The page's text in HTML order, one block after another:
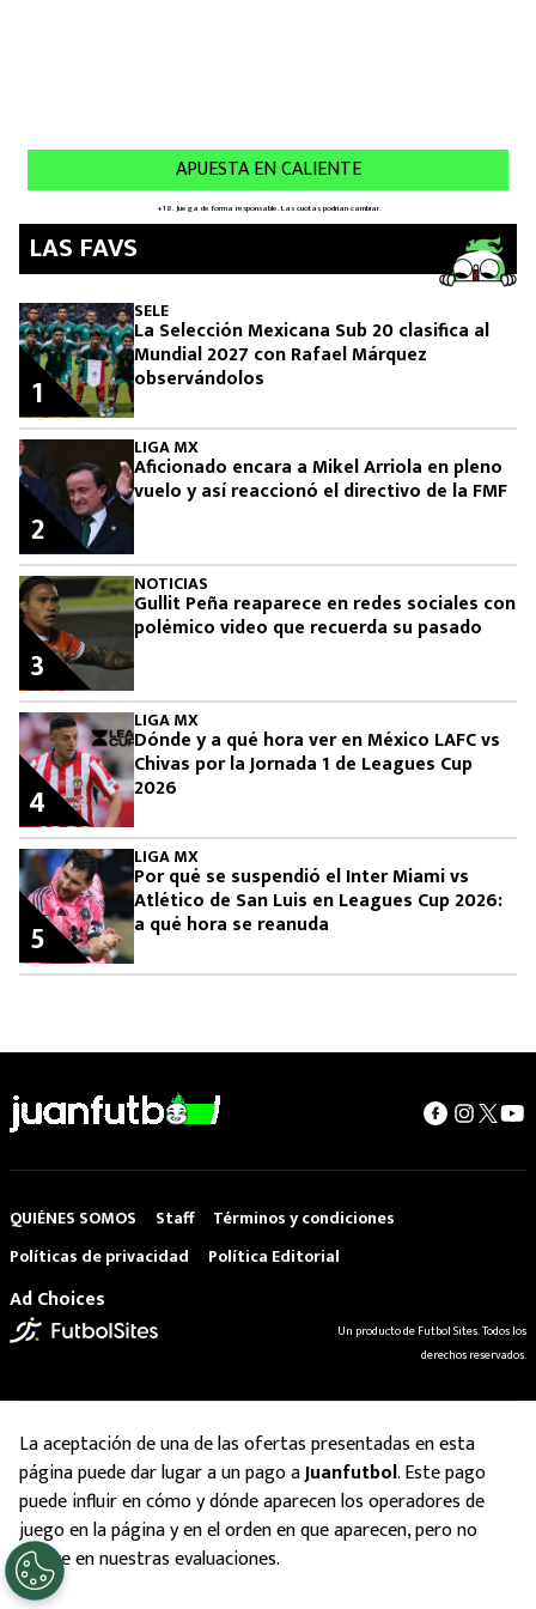
LAS FAVS
SELE
La Selección Mexicana Sub 20 clasifica al
Mundial 2027 con Rafael Márquez
observándolos
1
LIGA MX
Aficionado encara a Mikel Arriola en pleno
vuelo y así reaccionó el directivo de la FMF
2
NOTICIAS
Gullit Peña reaparece en redes sociales con
polémico video que recuerda su pasado
3
LIGA MX
Dónde y a qué hora ver en México LAFC vs
Chivas por la Jornada 1 de Leagues Cup
2026
4
LIGA MX
Por qué se suspendió el Inter Miami vs
Atlético de San Luis en Leagues Cup 2026:
a qué hora se reanuda
5
QUIÉNES SOMOS Staff
Términos y condiciones
Políticas de privacidad
Política Editorial
Ad Choices
Un producto de Futbol Sites. Todos los
derechos reservados.
La aceptación de una de las ofertas presentadas en esta
página puede dar lugar a un pago aJuanfutbol. Este pago
puede influir en cómo y dónde aparecen los operadores de
juego en la página y en el orden en que aparecen, pero no
influye en nuestras evaluaciones.